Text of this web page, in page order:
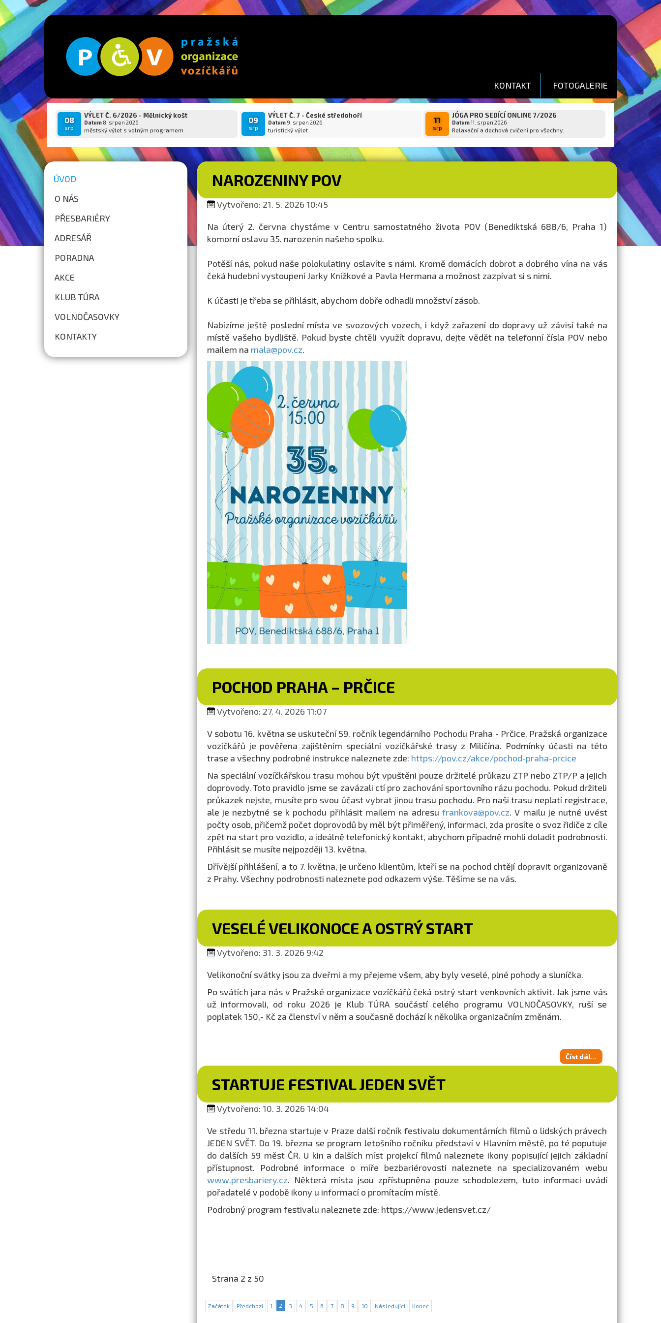
KONTAKT FOTOGALERIE
08
srp
VÝLET Č. 6/2026 - Mělnický košt
Datum8. srpen 2026
městský výlet s volným programem
09
srp
VÝLET Č. 7 - České středohoří
Datum 9. srpen 2026
turistický výlet
11
srp
JÓGA PRO SEDÍCÍ ONLINE 7/2026
Datum11. srpen 2026
Relaxační a dechová cvičení pro všechny.
ÚVOD
O NÁS
PŘESBARIÉRY
ADRESÁŘ
PORADNA
AKCE
KLUB TÚRA
VOLNOČASOVKY
KONTAKTY
NAROZENINY POV
Vytvořeno: 21. 5. 2026 10:45
Na úterý 2. června chystáme v Centru samostatného života POV (Benediktská 688/6, Praha 1)
komorní oslavu 35. narozenin našeho spolku.
Potěší nás, pokud naše polokulatiny oslavíte s námi. Kromě domácích dobrot a dobrého vína na vás
čeká hudební vystoupení Jarky Knížkové a Pavla Hermana a možnost zazpívat si s nimi.
K účasti je třeba se přihlásit, abychom dobře odhadli množství zásob.
Nabízíme ještě poslední místa ve svozových vozech, i když zařazení do dopravy už závisí také na
místě vašeho bydliště. Pokud byste chtěli využít dopravu, dejte vědět na telefonní čísla POV nebo
mailem na mala@pov.cz.
POCHOD PRAHA – PRČICE
Vytvořeno: 27. 4. 2026 11:07
V sobotu 16. května se uskuteční 59. ročník legendárního Pochodu Praha - Prčice. Pražská organizace
vozíčkářů je pověřena zajištěním speciální vozíčkářské trasy z Miličína. Podmínky účasti na této
trase a všechny podrobné instrukce naleznete zde: https://pov.cz/akce/pochod-praha-prcice
Na speciální vozíčkářskou trasu mohou být vpuštěni pouze držitelé průkazu ZTP nebo ZTP/P a jejich
doprovody. Toto pravidlo jsme se zavázali ctí pro zachování sportovního rázu pochodu. Pokud držiteli
průkazek nejste, musíte pro svou účast vybrat jinou trasu pochodu. Pro naši trasu neplatí registrace,
ale je nezbytné se k pochodu přihlásit mailem na adresu frankova@pov.cz. V mailu je nutné uvést
počty osob, přičemž počet doprovodů by měl být přiměřený, informaci, zda prosíte o svoz řidiče z cíle
zpět na start pro vozidlo, a ideálně telefonický kontakt, abychom případně mohli doladit podrobnosti.
Přihlásit se musíte nejpozději 13. května.
Dřívější přihlášení, a to 7. května, je určeno klientům, kteří se na pochod chtějí dopravit organizovaně
z Prahy. Všechny podrobnosti naleznete pod odkazem výše. Těšíme se na vás.
VESELÉ VELIKONOCE A OSTRÝ START
Vytvořeno: 31. 3. 2026 9:42
Velikonoční svátky jsou za dveřmi a my přejeme všem, aby byly veselé, plné pohody a sluníčka.
Po svátích jara nás v Pražské organizace vozíčkářů čeká ostrý start venkovních aktivit. Jak jsme vás
už informovali, od roku 2026 je Klub TÚRA součástí celého programu VOLNOČASOVKY, ruší se
poplatek 150,- Kč za členství v něm a současně dochází k několika organizačním změnám.
Číst dál...
STARTUJE FESTIVAL JEDEN SVĚT
Vytvořeno: 10. 3. 2026 14:04
Ve středu 11. března startuje v Praze další ročník festivalu dokumentárních filmů o lidských právech
JEDEN SVĚT. Do 19. března se program letošního ročníku představí v Hlavním městě, po té poputuje
do dalších 59 měst ČR. U kin a dalších míst projekcí filmů naleznete ikony popisující jejich základní
přístupnost. Podrobné informace o míře bezbariérovosti naleznete na specializovaném webu
www.presbariery.cz. Některá místa jsou zpřístupněna pouze schodolezem, tuto informaci uvádí
pořadatelé v podobě ikony u informací o promítacím místě.
Podrobný program festivalu naleznete zde: https://www.jedensvet.cz/
Strana 2 z 50
Začátek Předchozí 1 2 3 4 5 6 7 8 9 10 Následující Konec